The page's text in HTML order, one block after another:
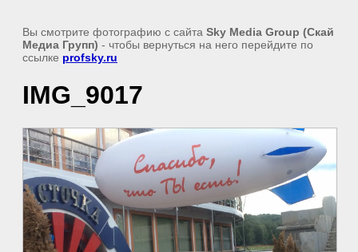
Вы смотрите фотографию с сайта Sky Media Group (Скай
Медиа Групп) - чтобы вернуться на него перейдите по
ссылке profsky.ru
IMG_9017